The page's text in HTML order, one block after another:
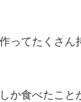
ってたくさん
か食べたこと